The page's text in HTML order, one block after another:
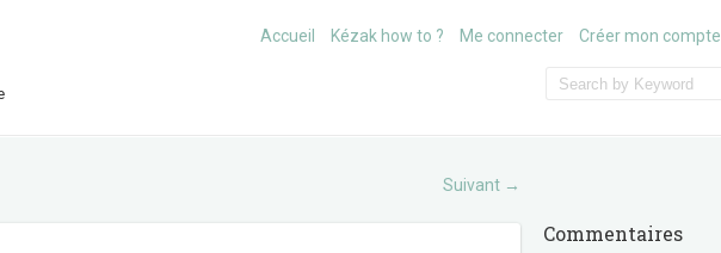
Accueil Kézak how to ? Me connecter Créer mon compte
Suivant →
Commentaires